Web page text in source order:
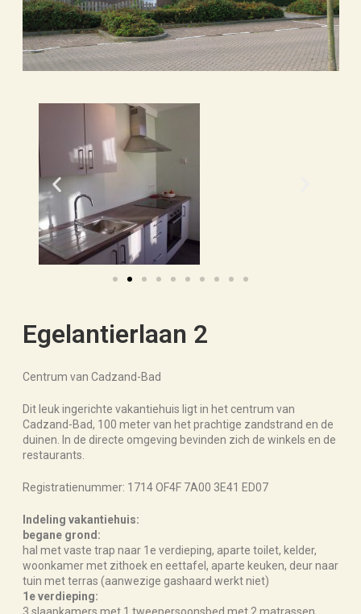
Egelantierlaan 2
Centrum van Cadzand-Bad
Dit leuk ingerichte vakantiehuis ligt in het centrum van
Cadzand-Bad, 100 meter van het prachtige zandstrand en de
duinen. In de directe omgeving bevinden zich de winkels en de
restaurants.
Registratienummer: 1714 OF4F 7A00 3E41 ED07
Indeling vakantiehuis:
begane grond:
hal met vaste trap naar 1e verdieping, aparte toilet, kelder,
woonkamer met zithoek en eettafel, aparte keuken, deur naar
tuin met terras (aanwezige gashaard werkt niet)
1e verdieping: